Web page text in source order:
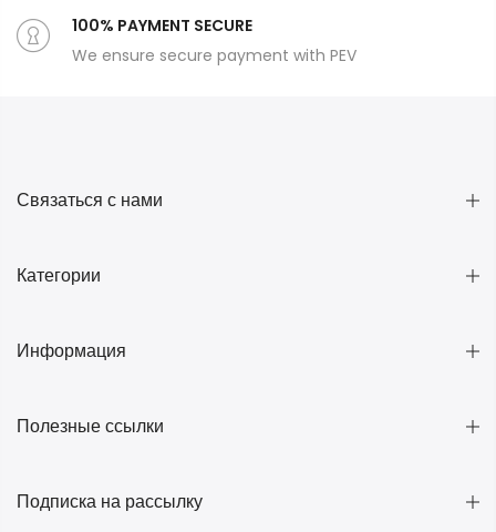
100% PAYMENT SECURE
We ensure secure payment with PEV
Связаться с нами
Категории
Информация
Полезные ссылки
Подписка на рассылку